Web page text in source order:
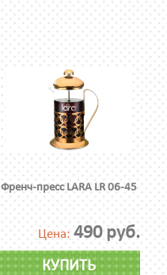
Френч-пресс LARA LR 06-45
Цена: 490 руб.
КУПИТЬ